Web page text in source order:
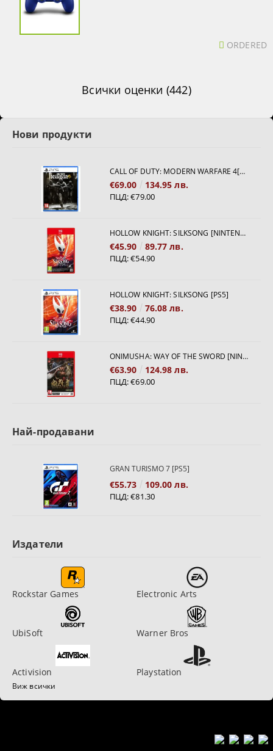
ORDERED
Всички оценки (442)
Нови продукти
CALL OF DUTY: MODERN WARFARE 4[PS5]
€69.00 134.95 лв.
ПЦД:€79.00
HOLLOW KNIGHT: SILKSONG [NINTENDO SWITCH 2]
€45.90 89.77 лв.
ПЦД:€54.90
HOLLOW KNIGHT: SILKSONG [PS5]
€38.90 76.08 лв.
ПЦД:€44.90
ONIMUSHA: WAY OF THE SWORD [NINTENDO SWITCH 2]
€63.90 124.98 лв.
ПЦД:€69.00
Най-продавани
GRAN TURISMO 7 [PS5]
€55.73 109.00 лв.
ПЦД:€81.30
Издатели
Rockstar Games Electronic Arts
UbiSoft Warner Bros
Activision Playstation
Виж всички